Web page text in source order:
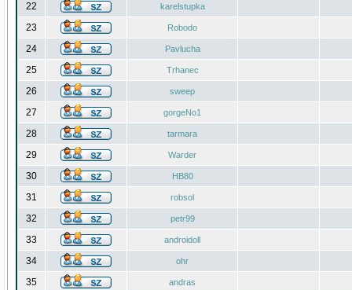
22 karelstupka
23 Robodo
24 Pavlucha
25 Trhanec
26 sweep
27 gorgeNo1
28 tarmara
29 Warder
30 HB80
31 robsol
32 petr99
33 androidoll
34 ohr
35 andras